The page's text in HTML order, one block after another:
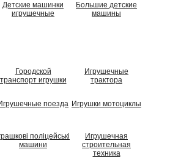
Детские машинки
игрушечные
Большие детские
машины
Городской
транспорт игрушки
Игрушечные
трактора
поезда Игрушки мотоциклы
поліцейські
машини
Игрушечная
строительная
техника